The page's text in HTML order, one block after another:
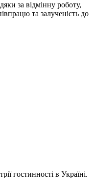
за відмінну роботу,
та залученість до
гостинності в Україні.